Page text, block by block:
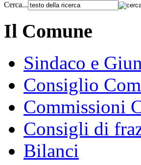
Cerca...
Il Comune
Sindaco e
Consiglio
Commissioni
Consigli di
Bilanci